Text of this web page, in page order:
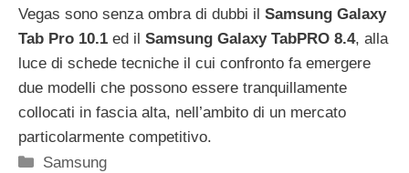
Vegas sono senza ombra di dubbi il Samsung Galaxy
Tab Pro 10.1 ed il Samsung Galaxy TabPRO 8.4, alla
luce di schede tecniche il cui confronto fa emergere
due modelli che possono essere tranquillamente
collocati in fascia alta, nell’ambito di un mercato
particolarmente competitivo.
Categorie
Samsung